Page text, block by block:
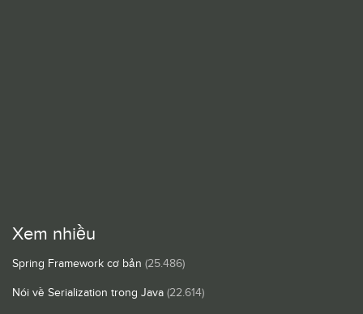
Xem nhiều
Spring Framework cơ bản (25.486)
Nói về Serialization trong Java (22.614)